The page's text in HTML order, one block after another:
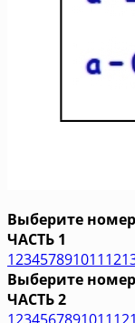
Выберите номер
ЧАСТЬ 1
12345789101112
Выберите номер
ЧАСТЬ 2